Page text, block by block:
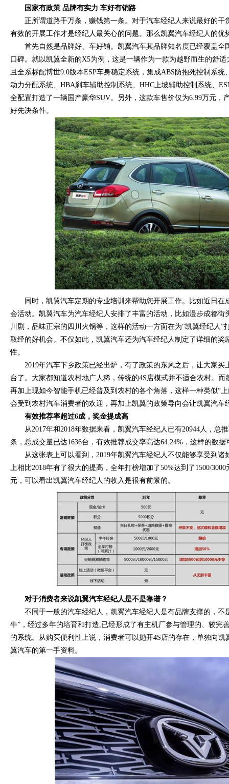
国家有政策 品牌有实力 车好有销路
正所谓道路千万条，赚钱第一条。对于汽车经纪人来说最好的干
有效的开展工作才是经纪人最关心的问题。那么凯翼汽车经纪人的优
首先自然是品牌好、车好销。凯翼汽车其品牌知名度已经覆盖全
口碑。就以凯翼全新的X5为例，这是一辆作为一款为越野而生的舒
且全系标配博世9.0版本ESP车身稳定系统，集成ABS防抱死控制系
动力分配系统、HBA刹车辅助控制系统、HHC上坡辅助控制系统、
全配置打造了一辆国产豪华SUV。另外，这款车售价仅为6.99万元，
好先决条件。
同时，凯翼汽车定期的专业培训来帮助您开展工作。比如近日
会活动。凯翼汽车为汽车经纪人安排了丰富的活动，比如漫步成都街
川剧，品味正宗的四川火锅等，这样的活动一方面在为“凯翼经纪人”
取经的好机会。不仅如此，凯翼汽车还为汽车经纪人制定了详细的奖
性。
2019年汽车下乡政策已经出炉，有了政策的东风之后，让大家买
台了。大家都知道农村地广人稀，传统的4S店模式并不适合农村。
再加上现如今智能手机已经普及到农村的各个角落，这样一种类似“
会受到农村汽车消费者的欢迎，再加上凯翼的政策导向会让凯翼汽车
有效推荐率超过6成，奖金提成高
从2017年和2018年数据来看，凯翼汽车经纪人已有20944人，总
条，总成交量已达1636台，有效推荐成交率高达64.24%，这样的数
从这张表上可以看到，2019年凯翼汽车经纪人不仅能够享受到
上相比2018年有了很大的提高，全年打榜增加了50%达到了1500/
元，可以看出凯翼汽车经纪人的收入是很有前景的。
对于消费者来说凯翼汽车经纪人是不是靠谱？
不同于一般的汽车经纪人，凯翼汽车经纪人是有品牌支撑的，不
牛”，经过多年的培育和打造,已经形成了有主机厂参与管理的、较完
的系统。从购买便利性上说，消费者可以抛开4S店的存在，单独向
翼汽车的第一手资料。